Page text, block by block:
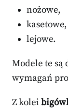
nożowe,
kasetowe,
lejowe.
Modele te są
wymagań
Z kolei